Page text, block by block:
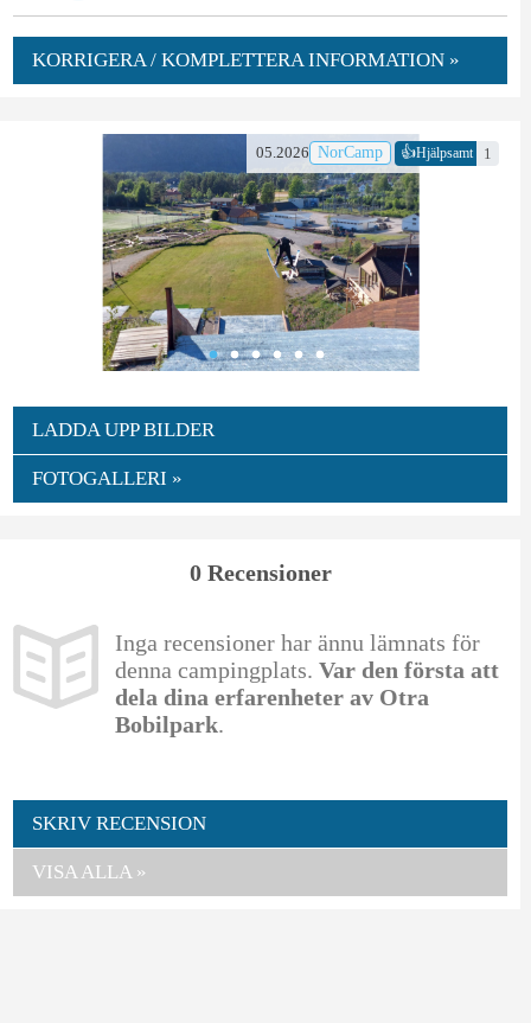
KORRIGERA / KOMPLETTERA INFORMATION »
05.2026 NorCamp 👍Hjälpsamt 1
LADDA UPP BILDER
FOTOGALLERI »
0 Recensioner
Inga recensioner har ännu lämnats för
denna campingplats. Var den första att
dela dina erfarenheter av Otra
Bobilpark.
SKRIV RECENSION
VISA ALLA »